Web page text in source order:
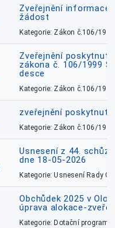
Zveřejnění informace
žádost
Kategorie: Zákon č.106/1999
Zveřejnění
zákona č. 106/1999
desce
Kategorie: Zákon č.106/1999
zveřejnění
Kategorie: Zákon č.106/1999
Usnesení z 44.
dne 18-05-2026
Kategorie: Usnesení Rady
Obchůdek 2025 v
úprava alokace-
Kategorie: Dotační